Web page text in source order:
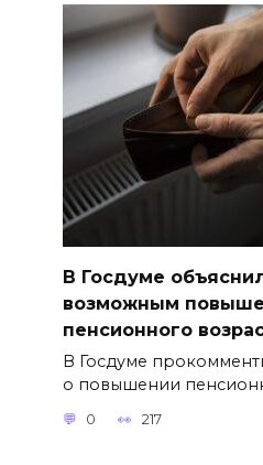
В Госдуме
возможным
пенсионного
В Госдуме
о повышении
0 217